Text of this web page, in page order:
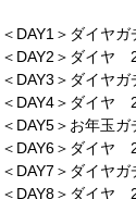
＜DAY1＞ダイヤ
＜DAY2＞ダイヤ　
＜DAY3＞ダイヤ
＜DAY4＞ダイヤ　
＜DAY5＞お年玉
＜DAY6＞ダイヤ　
＜DAY7＞ダイヤ
＜DAY8＞ダイヤ　